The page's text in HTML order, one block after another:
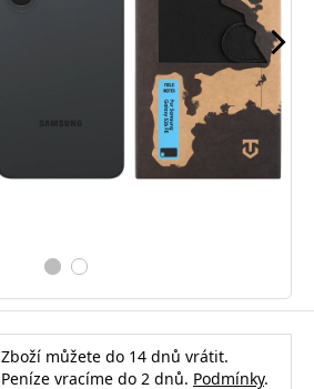
Zboží můžete do 14 dnů vrátit.
Peníze vracíme do 2 dnů. Podmínky.